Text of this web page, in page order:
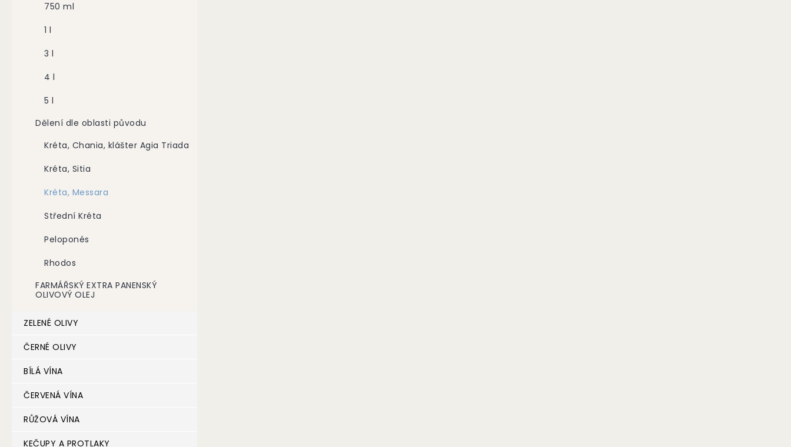
750 ml
1 l
3 l
4 l
5 l
Dělení dle oblasti původu
Kréta, Chania, klášter Agia Triada
Kréta, Sitia
Kréta, Messara
Střední Kréta
Peloponés
Rhodos
FARMÁŘSKÝ EXTRA PANENSKÝ
OLIVOVÝ OLEJ
ZELENÉ OLIVY
ČERNÉ OLIVY
BÍLÁ VÍNA
ČERVENÁ VÍNA
RŮŽOVÁ VÍNA
KEČUPY A PROTLAKY